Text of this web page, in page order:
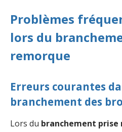
Problèmes
lors du
remorque
Erreurs courantes
branchement des
Lors du branchement prise